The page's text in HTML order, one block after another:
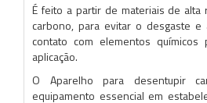
É feito a partir de materiais de alta
carbono, para evitar o desgaste e
contato com elementos
aplicação.
O Aparelho para desentupir
equipamento essencial em